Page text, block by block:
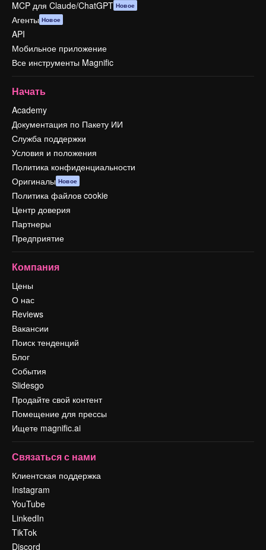
MCP для Claude/ChatGPT Новое
Агенты Новое
API
Мобильное приложение
Все инструменты Magnific
Начать
Academy
Документация по Пакету ИИ
Служба поддержки
Условия и положения
Политика конфиденциальности
Оригиналы Новое
Политика файлов cookie
Центр доверия
Партнеры
Предприятие
Компания
Цены
О нас
Reviews
Вакансии
Поиск тенденций
Блог
События
Slidesgo
Продайте свой контент
Помещение для прессы
Ищете magnific.ai
Связаться с нами
Клиентская поддержка
Instagram
YouTube
LinkedIn
TikTok
Discord